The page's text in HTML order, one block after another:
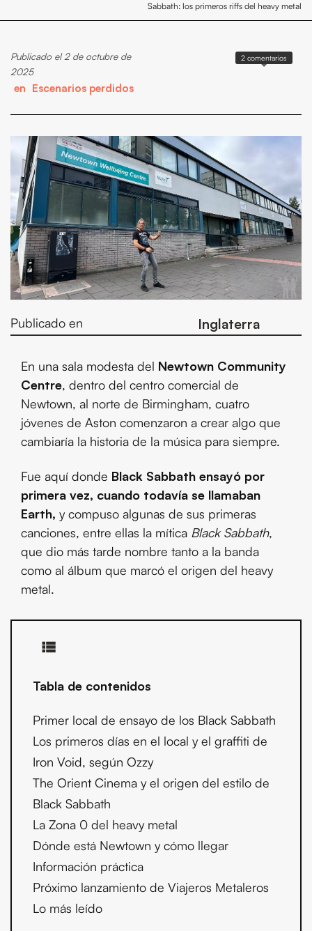
Sabbath: los primeros riffs del heavy metal
2 comentarios
Publicado el 2 de octubre de
2025
en Escenarios perdidos
Publicado en Inglaterra
En una sala modesta del Newtown Community
Centre, dentro del centro comercial de
Newtown, al norte de Birmingham, cuatro
jóvenes de Aston comenzaron a crear algo que
cambiaría la historia de la música para siempre.
Fue aquí donde Black Sabbath ensayó por
primera vez, cuando todavía se llamaban
Earth, y compuso algunas de sus primeras
canciones, entre ellas la mítica Black Sabbath,
que dio más tarde nombre tanto a la banda
como al álbum que marcó el origen del heavy
metal.
Tabla de contenidos
Primer local de ensayo de los Black Sabbath
Los primeros días en el local y el graffiti de
Iron Void, según Ozzy
The Orient Cinema y el origen del estilo de
Black Sabbath
La Zona 0 del heavy metal
Dónde está Newtown y cómo llegar
Información práctica
Próximo lanzamiento de Viajeros Metaleros
Lo más leído